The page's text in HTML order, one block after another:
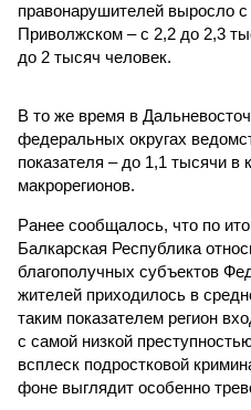
правонарушителей выросло
Приволжском – с 2,2 до 2,3
до 2 тысяч человек.
В то же время в
федеральных округах
показателя – до 1,1 тысячи в
макрорегионов.
Ранее сообщалось, что по
Балкарская Республика
благополучных субъектов
жителей приходилось в
таким показателем регион
с самой низкой
всплеск подростковой
фоне выглядит особенно